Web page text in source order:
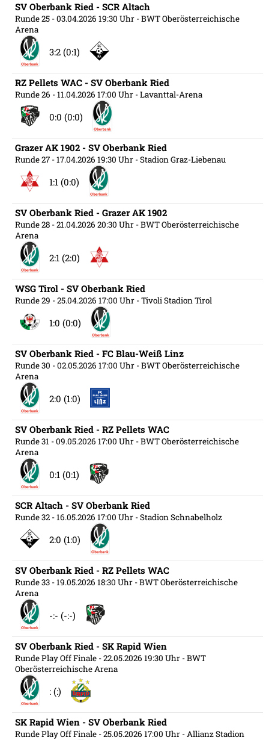
SV Oberbank Ried - SCR Altach
Runde 25 - 03.04.2026 19:30 Uhr - BWT Oberösterreichische
Arena
3:2 (0:1)
RZ Pellets WAC - SV Oberbank Ried
Runde 26 - 11.04.2026 17:00 Uhr - Lavanttal-Arena
0:0 (0:0)
Grazer AK 1902 - SV Oberbank Ried
Runde 27 - 17.04.2026 19:30 Uhr - Stadion Graz-Liebenau
1:1 (0:0)
SV Oberbank Ried - Grazer AK 1902
Runde 28 - 21.04.2026 20:30 Uhr - BWT Oberösterreichische
Arena
2:1 (2:0)
WSG Tirol - SV Oberbank Ried
Runde 29 - 25.04.2026 17:00 Uhr - Tivoli Stadion Tirol
1:0 (0:0)
SV Oberbank Ried - FC Blau-Weiß Linz
Runde 30 - 02.05.2026 17:00 Uhr - BWT Oberösterreichische
Arena
2:0 (1:0)
SV Oberbank Ried - RZ Pellets WAC
Runde 31 - 09.05.2026 17:00 Uhr - BWT Oberösterreichische
Arena
0:1 (0:1)
SCR Altach - SV Oberbank Ried
Runde 32 - 16.05.2026 17:00 Uhr - Stadion Schnabelholz
2:0 (1:0)
SV Oberbank Ried - RZ Pellets WAC
Runde 33 - 19.05.2026 18:30 Uhr - BWT Oberösterreichische
Arena
-:- (-:-)
SV Oberbank Ried - SK Rapid Wien
Runde Play Off Finale - 22.05.2026 19:30 Uhr - BWT
Oberösterreichische Arena
: (:)
SK Rapid Wien - SV Oberbank Ried
Runde Play Off Finale - 25.05.2026 17:00 Uhr - Allianz Stadion